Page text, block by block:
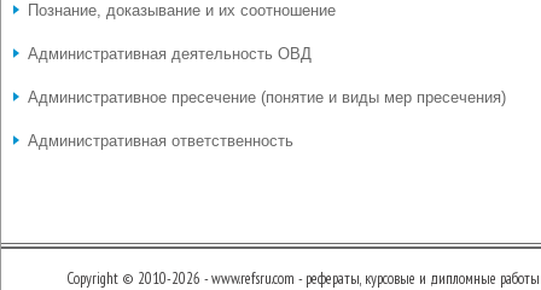
Познание, доказывание и их соотношение
Административная деятельность ОВД
Административное пресечение (понятие и виды мер пресечения)
Административная ответственность
Copyright © 2010-2026 - www.refsru.com - рефераты, курсовые и дипломные работы